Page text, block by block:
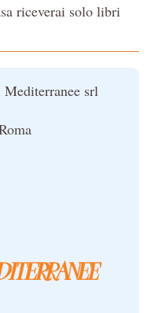
riceverai solo libri
srl